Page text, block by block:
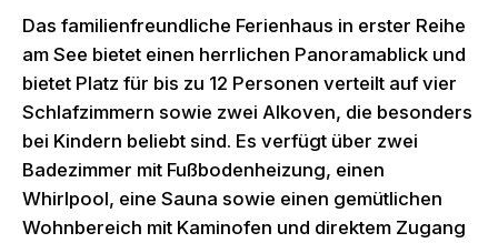
Das familienfreundliche Ferienhaus in erster Reihe
am See bietet einen herrlichen Panoramablick und
bietet Platz für bis zu 12 Personen verteilt auf vier
Schlafzimmern sowie zwei Alkoven, die besonders
bei Kindern beliebt sind. Es verfügt über zwei
Badezimmer mit Fußbodenheizung, einen
Whirlpool, eine Sauna sowie einen gemütlichen
Wohnbereich mit Kaminofen und direktem Zugang